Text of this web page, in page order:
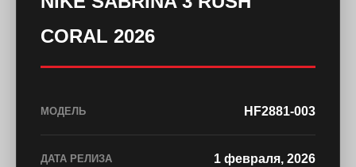
CORAL 2026
МОДЕЛЬ HF2881-003
ДАТА РЕЛИЗА 1 февраля, 2026